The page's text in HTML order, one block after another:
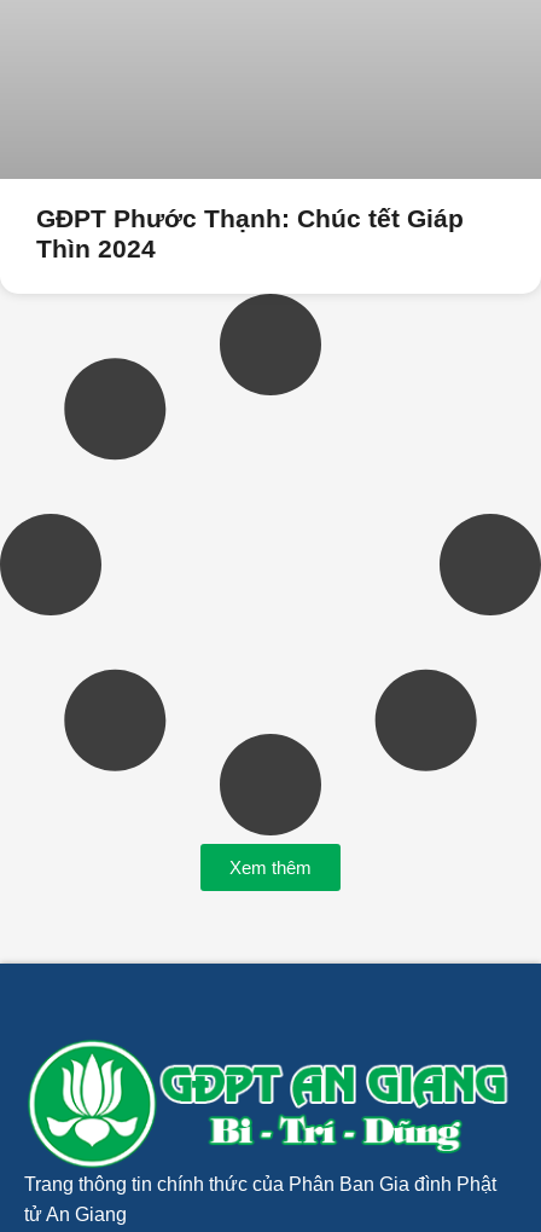
GĐPT Phước Thạnh: Chúc tết Giáp
Thìn 2024
Xem thêm
Trang thông tin chính thức của Phân Ban Gia đình Phật
tử An Giang